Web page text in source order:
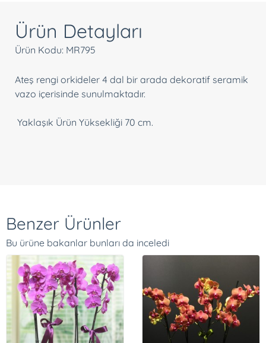
Ürün Detayları
Ürün Kodu: MR795
Ateş rengi orkideler 4 dal bir arada dekoratif seramik
vazo içerisinde sunulmaktadır.
Yaklaşık Ürün Yüksekliği 70 cm.
Benzer Ürünler
Bu ürüne bakanlar bunları da inceledi